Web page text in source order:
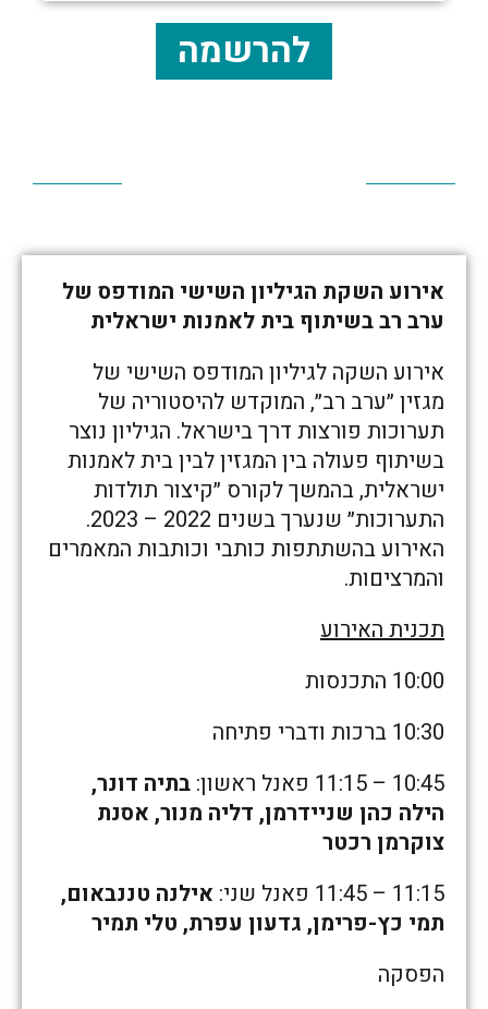
להרשמה
אירוע השקת הגיליון השישי המודפס של
ערב רב בשיתוף בית לאמנות ישראלית
אירוע השקה לגיליון המודפס השישי של
מגזין ״ערב רב״, המוקדש להיסטוריה של
תערוכות פורצות דרך בישראל. הגיליון נוצר
בשיתוף פעולה בין המגזין לבין בית לאמנות
ישראלית, בהמשך לקורס ״קיצור תולדות
התערוכות״ שנערך בשנים 2022 – 2023.
האירוע בהשתתפות כותבי וכותבות המאמרים
והמרציםות.
תכנית האירוע
10:00 התכנסות
10:30 ברכות ודברי פתיחה
10:45 – 11:15 פאנל ראשון:
בתיה דונר,
הילה כהן שניידרמן, דליה מנור, אסנת
צוקרמן רכטר
11:15 – 11:45 פאנל שני:
אילנה טננבאום,
תמי כץ-פרימן, גדעון עפרת, טלי תמיר
הפסקה